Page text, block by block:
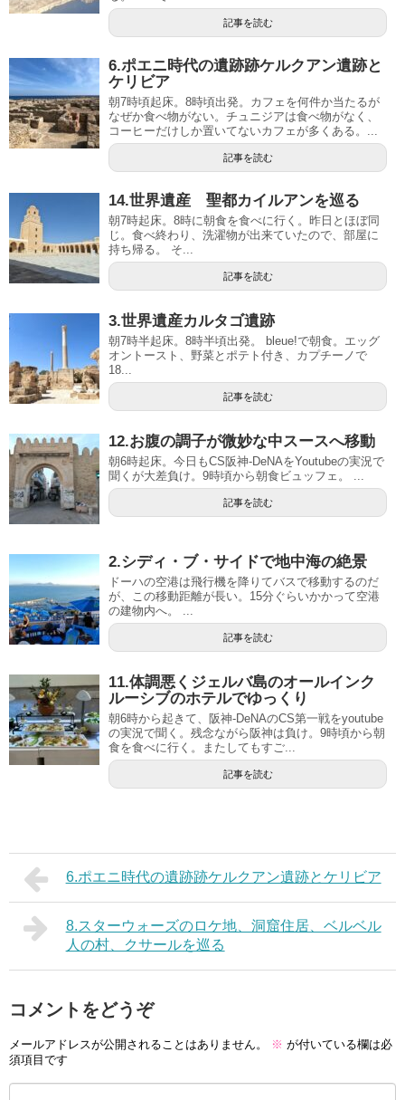
記事を読む
6.ポエニ時代の遺跡跡ケルクアン遺跡と
ケリビア
朝7時頃起床。8時頃出発。カフェを何件か当たるが
なぜか食べ物がない。チュニジアは食べ物がなく、
コーヒーだけしか置いてないカフェが多くある。...
記事を読む
14.世界遺産 聖都カイルアンを巡る
朝7時起床。8時に朝食を食べに行く。昨日とほぼ同
じ。食べ終わり、洗濯物が出来ていたので、部屋に
持ち帰る。 そ...
記事を読む
3.世界遺産カルタゴ遺跡
朝7時半起床。8時半頃出発。 bleue!で朝食。エッグ
オントースト、野菜とポテト付き、カプチーノで
18...
記事を読む
12.お腹の調子が微妙な中スースへ移動
朝6時起床。今日もCS阪神-DeNAをYoutubeの実況で
聞くが大差負け。9時頃から朝食ビュッフェ。 ...
記事を読む
2.シディ・ブ・サイドで地中海の絶景
ドーハの空港は飛行機を降りてバスで移動するのだ
が、この移動距離が長い。15分ぐらいかかって空港
の建物内へ。 ...
記事を読む
11.体調悪くジェルバ島のオールインク
ルーシブのホテルでゆっくり
朝6時から起きて、阪神-DeNAのCS第一戦をyoutube
の実況で聞く。残念ながら阪神は負け。9時頃から朝
食を食べに行く。またしてもすご...
記事を読む
6.ポエニ時代の遺跡跡ケルクアン遺跡とケリビア
8.スターウォーズのロケ地、洞窟住居、ベルベル
人の村、クサールを巡る
コメントをどうぞ
メールアドレスが公開されることはありません。 ※ が付いている欄は必
須項目です